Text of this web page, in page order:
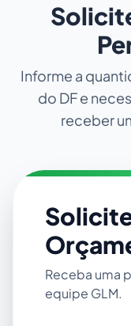
Informe a
do DF e
receber
Receba uma
equipe GLM.